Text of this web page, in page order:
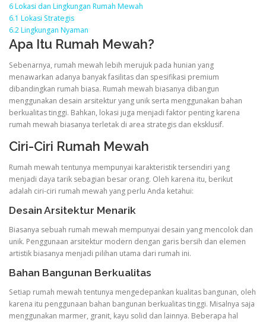
6Lokasi dan Lingkungan Rumah Mewah
6.1 Lokasi Strategis
6.2Lingkungan Nyaman
Apa Itu Rumah Mewah?
Sebenarnya, rumah mewah lebih merujuk pada hunian yang
menawarkan adanya banyak fasilitas dan spesifikasi premium
dibandingkan rumah biasa. Rumah mewah biasanya dibangun
menggunakan desain arsitektur yang unik serta menggunakan bahan
berkualitas tinggi. Bahkan, lokasi juga menjadi faktor penting karena
rumah mewah biasanya terletak di area strategis dan eksklusif.
Ciri-Ciri Rumah Mewah
Rumah mewah tentunya mempunyai karakteristik tersendiri yang
menjadi daya tarik sebagian besar orang. Oleh karena itu, berikut
adalah ciri-ciri rumah mewah yang perlu Anda ketahui:
Desain Arsitektur Menarik
Biasanya sebuah rumah mewah mempunyai desain yang mencolok dan
unik. Penggunaan arsitektur modern dengan garis bersih dan elemen
artistik biasanya menjadi pilihan utama dari rumah ini.
Bahan Bangunan Berkualitas
Setiap rumah mewah tentunya mengedepankan kualitas bangunan, oleh
karena itu penggunaan bahan bangunan berkualitas tinggi. Misalnya saja
menggunakan marmer, granit, kayu solid dan lainnya. Beberapa hal